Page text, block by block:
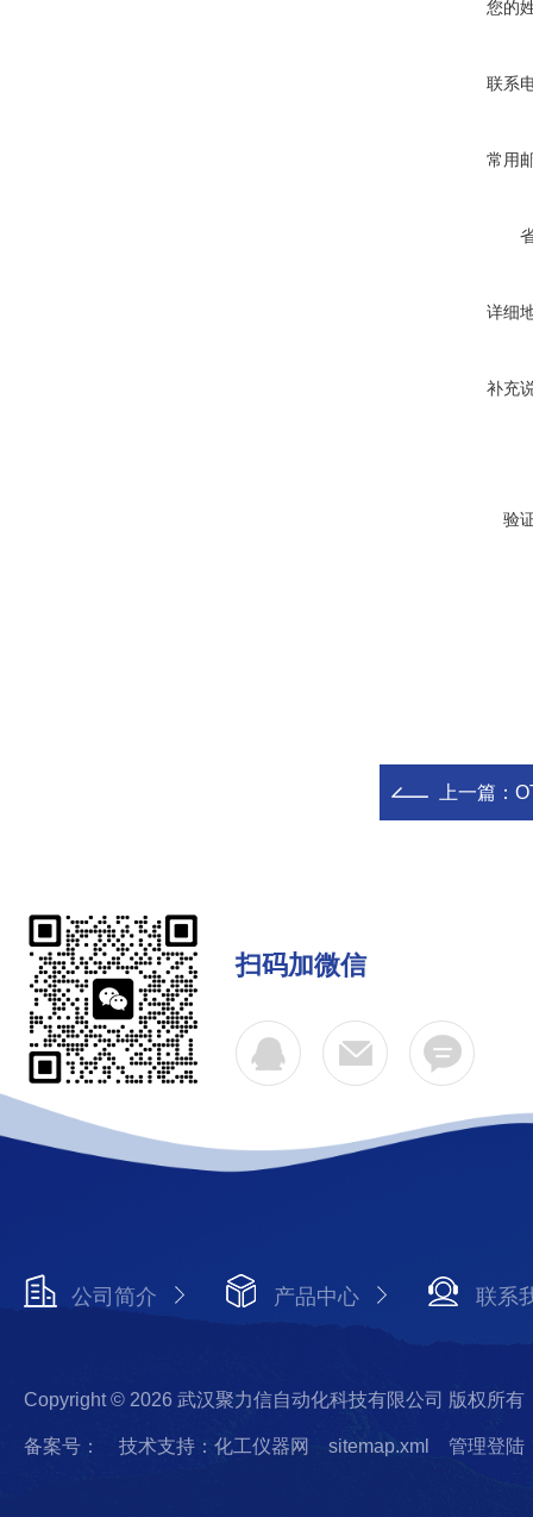
您的
联系
常用
详细
补充
验
上一篇：
扫码加微信
公司简介 产品中心 联系
Copyright © 2026 武汉聚力信自动化科技有限公司 版权所有
备案号： 技术支持：化工仪器网 sitemap.xml 管理登陆